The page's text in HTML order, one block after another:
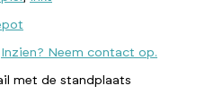
Inzien? Neem contact op.
met de standplaats